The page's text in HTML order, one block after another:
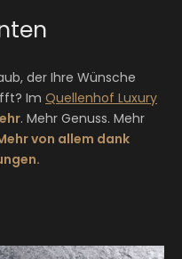
der Ihre Wünsche
Im Quellenhof Luxury
. Mehr Genuss. Mehr
von allem dank